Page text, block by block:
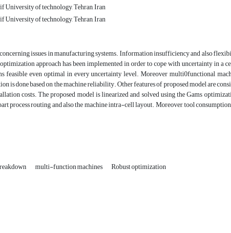
of technology, Tehran, Iran
of technology, Tehran, Iran
issues in manufacturing systems. Information insufficiency and also
approach has been implemented in order to cope with uncertainty in a
feasible even optimal in every uncertainty level. Moreover multi0functional
is done based on the machine reliability. Other features of proposed model are
costs. The proposed model is linearized and solved using the Gams
process routing and also the machine intra-cell layout. Moreover, tool
multi-function machines Robust optimization